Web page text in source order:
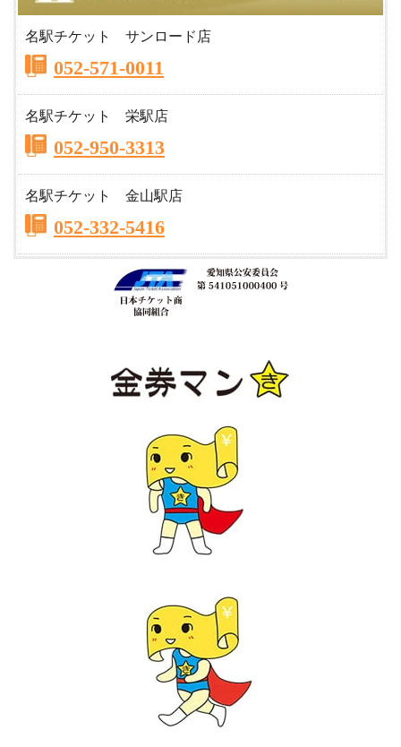
名駅チケット サンロード店
052-571-0011
名駅チケット 栄駅店
052-950-3313
名駅チケット 金山駅店
052-332-5416